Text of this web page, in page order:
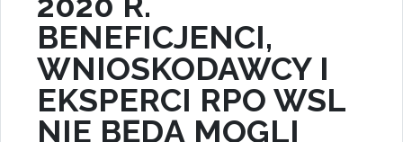
BENEFICJENCI,
WNIOSKODAWCY I
EKSPERCI RPO WSL
NIE BĘDĄ MOGLI